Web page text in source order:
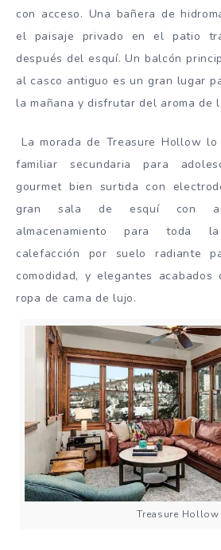
con acceso. Una bañera de
el paisaje privado en el patio
después del esquí. Un balcón
al casco antiguo es un gran lugar
la mañana y disfrutar del aroma de
La morada de Treasure Hollow
familiar secundaria para
gourmet bien surtida con
gran sala de esquí con
almacenamiento para toda
calefacción por suelo radiante
comodidad, y elegantes acabados
ropa de cama de lujo.
Treasure Hollow